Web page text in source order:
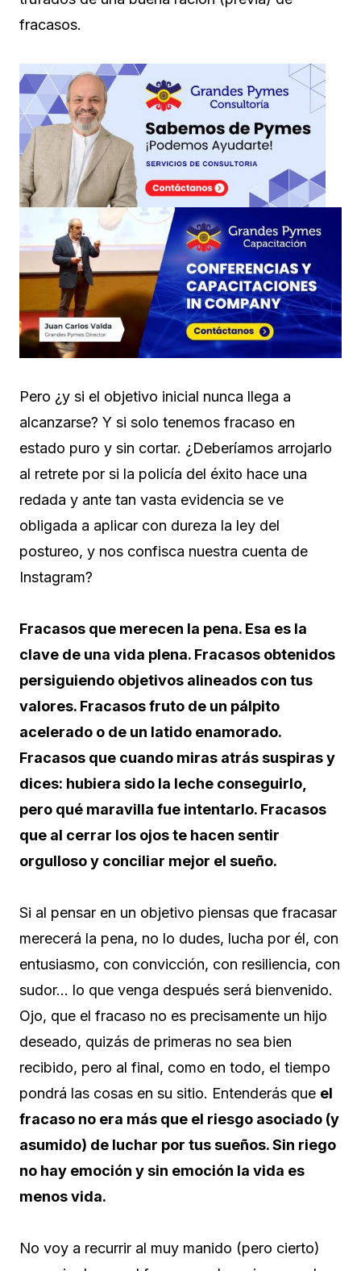
fracasos.
Pero ¿y si el objetivo inicial nunca llega a
alcanzarse? Y si solo tenemos fracaso en
estado puro y sin cortar. ¿Deberíamos arrojarlo
al retrete por si la policía del éxito hace una
redada y ante tan vasta evidencia se ve
obligada a aplicar con dureza la ley del
postureo, y nos confisca nuestra cuenta de
Instagram?
Fracasos que merecen la pena. Esa es la
clave de una vida plena. Fracasos obtenidos
persiguiendo objetivos alineados con tus
valores. Fracasos fruto de un pálpito
acelerado o de un latido enamorado.
Fracasos que cuando miras atrás suspiras y
dices: hubiera sido la leche conseguirlo,
pero qué maravilla fue intentarlo. Fracasos
que al cerrar los ojos te hacen sentir
orgulloso y conciliar mejor el sueño.
Si al pensar en un objetivo piensas que fracasar
merecerá la pena, no lo dudes, lucha por él, con
entusiasmo, con convicción, con resiliencia, con
sudor… lo que venga después será bienvenido.
Ojo, que el fracaso no es precisamente un hijo
deseado, quizás de primeras no sea bien
recibido, pero al final, como en todo, el tiempo
pondrá las cosas en su sitio. Entenderás que el
fracaso no era más que el riesgo asociado (y
asumido) de luchar por tus sueños. Sin riego
no hay emoción y sin emoción la vida es
menos vida.
No voy a recurrir al muy manido (pero cierto)